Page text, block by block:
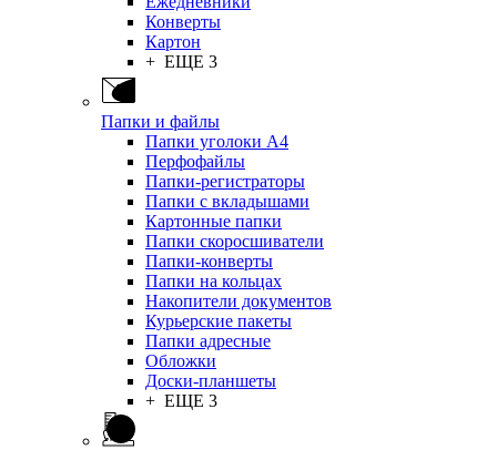
Конверты
Картон
+ ЕЩЕ 3
Папки и файлы
Папки уголоки А4
Перфофайлы
Папки-регистраторы
Папки с вкладышами
Картонные папки
Папки скоросшиватели
Папки-конверты
Папки на кольцах
Накопители документов
Курьерские пакеты
Папки адресные
Обложки
Доски-планшеты
+ ЕЩЕ 3